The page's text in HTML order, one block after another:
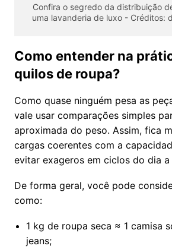
Confira o segredo da distribuição
uma lavanderia de luxo - Créditos:
Como entender na
quilos de roupa?
Como quase ninguém pesa as
vale usar comparações simples
aproximada do peso. Assim, fica
cargas coerentes com a
evitar exageros em ciclos do dia a
De forma geral, você pode
como:
1 kg de roupa seca ≈ 1 camisa
jeans;